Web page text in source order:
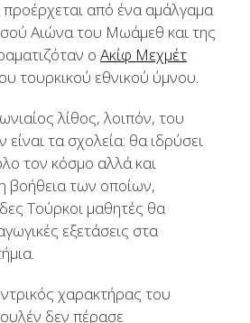
προέρχεται από ένα αμάλγαμα
Αιώνα του Μωάμεθ και της
ο Ακίφ Μεχμέτ
τουρκικού εθνικού ύμνου.
λίθος, λοιπόν, του
είναι τα σχολεία: θα ιδρύσει
τον κόσμο αλλά και
βοήθεια των οποίων,
Τούρκοι μαθητές θα
εξετάσεις στα
χαρακτήρας του
δεν πέρασε